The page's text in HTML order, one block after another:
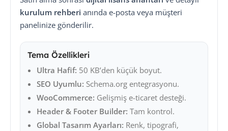
kurulum rehberi anında e-posta veya müşteri
panelinize gönderilir.
Tema Özellikleri
Ultra Hafif: 50 KB’den küçük boyut.
SEO Uyumlu: Schema.org entegrasyonu.
WooCommerce: Gelişmiş e-ticaret desteği.
Header & Footer Builder: Tam kontrol.
Global Tasarım Ayarları: Renk, tipografi,